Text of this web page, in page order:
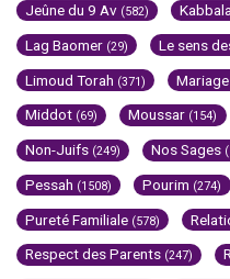
Jeûne du 9 Av (582) Kabbala
Lag Baomer (29) Le sens
Limoud Torah (371) Mariage
Middot (69) Moussar (154)
Non-Juifs (249) Nos Sages
Pessah (1508) Pourim (274)
Pureté Familiale (578)
Respect des Parents (247)